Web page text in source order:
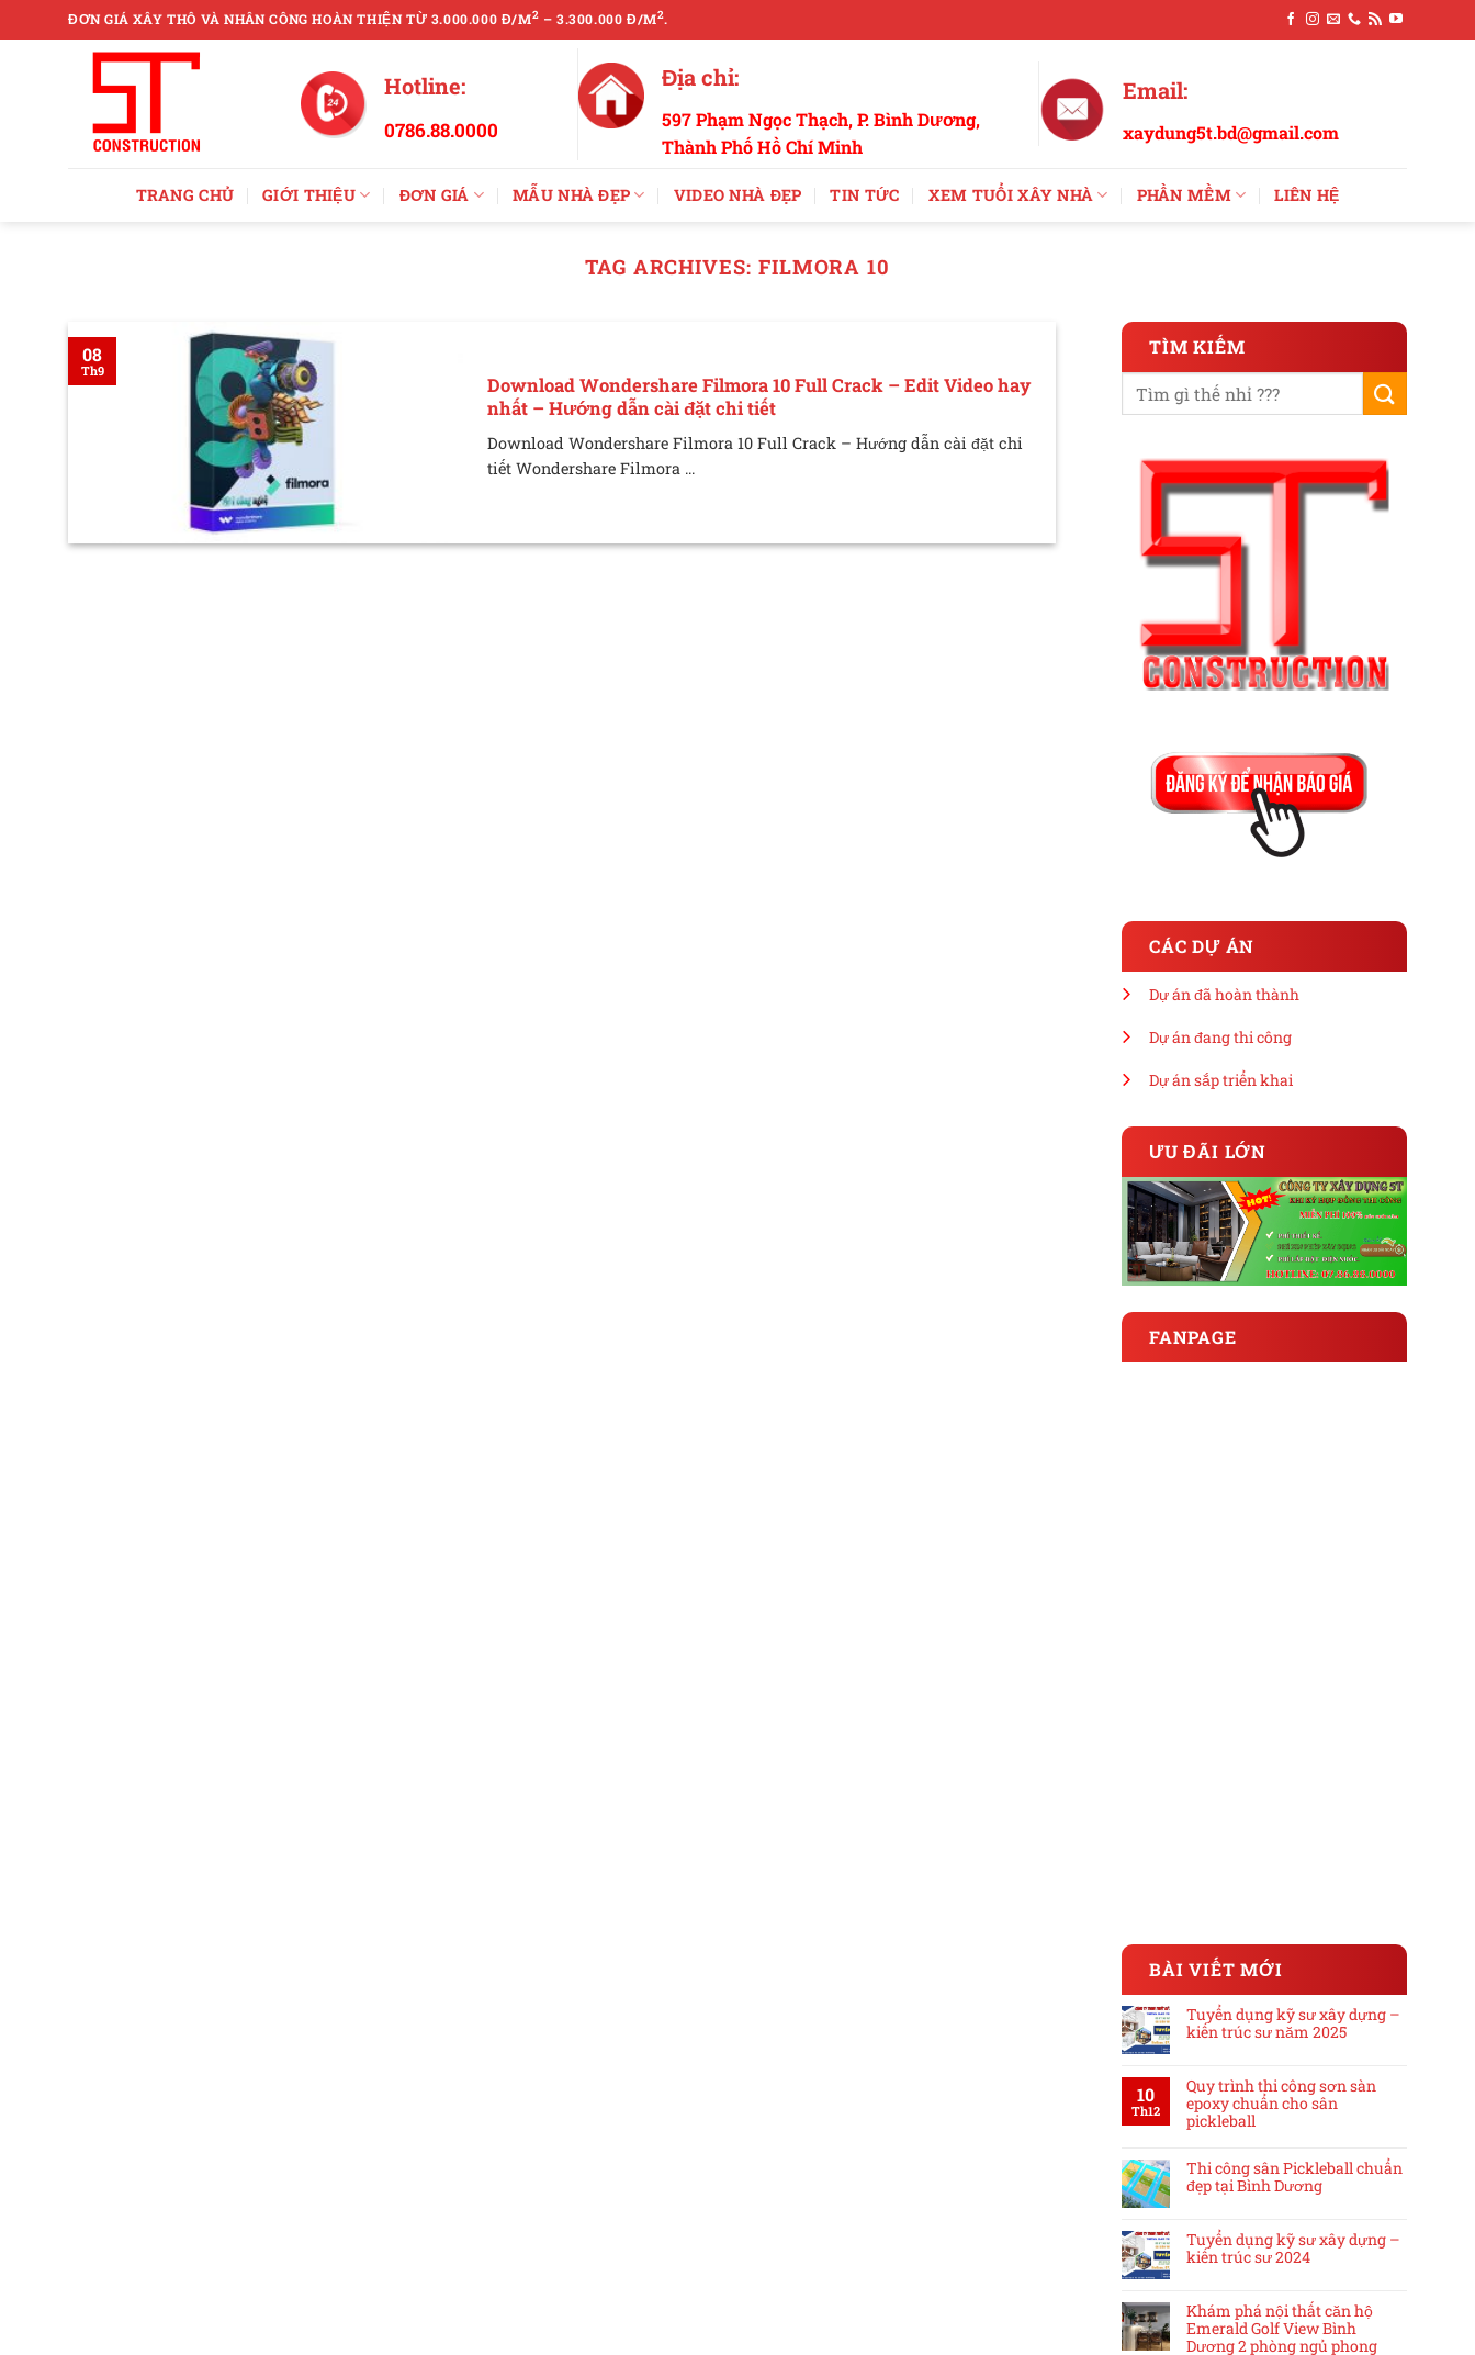
to
ĐƠN GIÁ XÂY THÔ VÀ NHÂN CÔNG HOÀN THIỆN TỪ 3.000.000 Đ/M2 – 3.300.000 Đ/M2.
Hotline:
0786.88.0000
Địa chỉ:
597 Phạm Ngọc Thạch, P. Bình Dương,
Thành Phố Hồ Chí Minh
Email:
xaydung5t.bd@gmail.com
TRANG CHỦ GIỚI THIỆU ĐƠN GIÁ MẪU NHÀ ĐẸP VIDEO NHÀ ĐẸP TIN TỨC XEM TUỔI XÂY NHÀ PHẦN MỀM LIÊN HỆ
TAG ARCHIVES: FILMORA 10
Download Wondershare Filmora 10 Full Crack – Edit Video hay
nhất – Hướng dẫn cài đặt chi tiết
Download Wondershare Filmora 10 Full Crack – Hướng dẫn cài đặt chi
tiết Wondershare Filmora ...
08
Th9
TÌM KIẾM
CÁC DỰ ÁN
Dự án đã hoàn thành
Dự án đang thi công
Dự án sắp triển khai
ƯU ĐÃI LỚN
FANPAGE
BÀI VIẾT MỚI
Tuyển dụng kỹ sư xây dựng –
kiến trúc sư năm 2025
10
Th12
Quy trình thi công sơn sàn
epoxy chuẩn cho sân
pickleball
Thi công sân Pickleball chuẩn
đẹp tại Bình Dương
Tuyển dụng kỹ sư xây dựng –
kiến trúc sư 2024
Khám phá nội thất căn hộ
Emerald Golf View Bình
Dương 2 phòng ngủ phong